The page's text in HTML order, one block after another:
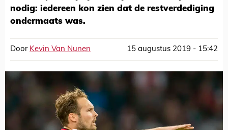
nodig: iedereen kon zien dat de restverdediging
ondermaats was.
Door Kevin Van Nunen 15 augustus 2019 - 15:42